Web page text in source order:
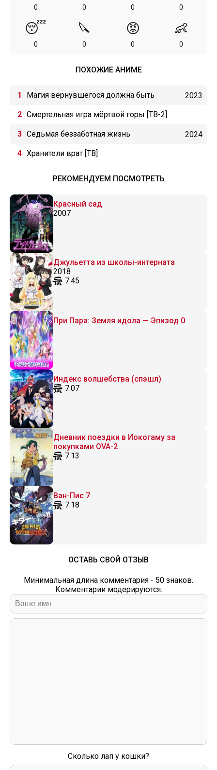
0 0 0 0
😴
0
🔪
0
😡
0
👶
0
ПОХОЖИЕ АНИМЕ
Магия вернувшегося должна быть
особенной
2023
Смертельная игра мёртвой горы [ТВ-2]
Седьмая беззаботная жизнь 2024
Хранители врат [ТВ]
РЕКОМЕНДУЕМ ПОСМОТРЕТЬ
Красный сад
2007
Джульетта из школы-интерната
2018
7.45
При Пара: Земля идола — Эпизод 0
Индекс волшебства (спэшл)
7.07
Дневник поездки в Иокогаму за
покупками OVA-2
7.13
Ван-Пис 7
7.18
ОСТАВЬ СВОЙ ОТЗЫВ
Минимальная длина комментария - 50 знаков.
Комментарии модерируются.
Сколько лап у кошки?